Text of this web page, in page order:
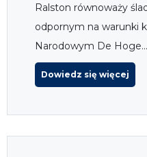
Ralston równoważy
odpornym na warunki
Narodowym De Hoge...
Dowiedz się więcej